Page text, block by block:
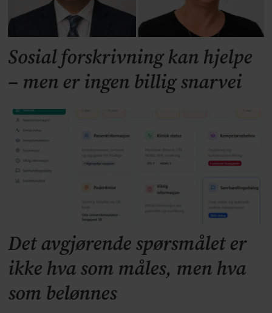
Sosial forskrivning kan hjelpe
– men er ingen billig snarvei
Det avgjørende spørsmålet er
ikke hva som måles, men hva
som belønnes